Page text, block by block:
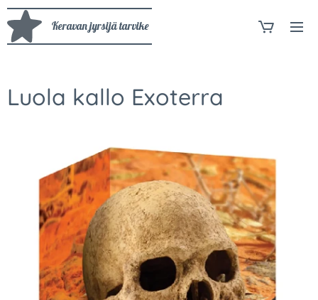
Keravan jyrsijä tarvike
Luola kallo Exoterra